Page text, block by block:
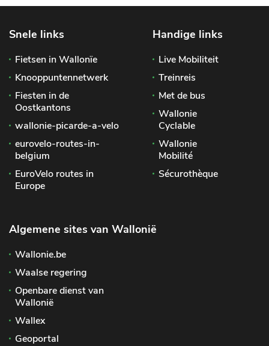
Snele links
Fietsen in Wallonïe
Knooppuntennetwerk
Fiesten in de
Oostkantons
wallonie-picarde-a-velo
eurovelo-routes-in-
belgium
EuroVelo routes in
Europe
Handige links
Live Mobiliteit
Treinreis
Met de bus
Wallonie
Cyclable
Wallonie
Mobilité
Sécurothèque
Algemene sites van Wallonië
Wallonie.be
Waalse regering
Openbare dienst van
Wallonië
Wallex
Geoportal